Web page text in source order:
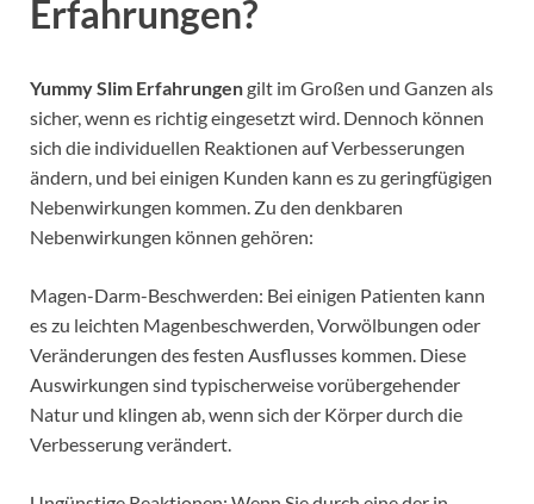
Erfahrungen?
Yummy Slim Erfahrungengilt im Großen und Ganzen als
sicher, wenn es richtig eingesetzt wird. Dennoch können
sich die individuellen Reaktionen auf Verbesserungen
ändern, und bei einigen Kunden kann es zu geringfügigen
Nebenwirkungen kommen. Zu den denkbaren
Nebenwirkungen können gehören:
Magen-Darm-Beschwerden: Bei einigen Patienten kann
es zu leichten Magenbeschwerden, Vorwölbungen oder
Veränderungen des festen Ausflusses kommen. Diese
Auswirkungen sind typischerweise vorübergehender
Natur und klingen ab, wenn sich der Körper durch die
Verbesserung verändert.